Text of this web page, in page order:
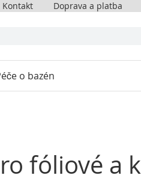
Kontakt Doprava a platba
o bazén
fóliové a